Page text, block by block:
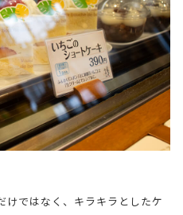
ではなく、キラキラとしたケ